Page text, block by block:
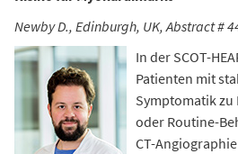
Newby D., Edinburgh, UK, Abstract #
In der SCOT-
Patienten mit
Symptomatik
oder Routine-
CT-